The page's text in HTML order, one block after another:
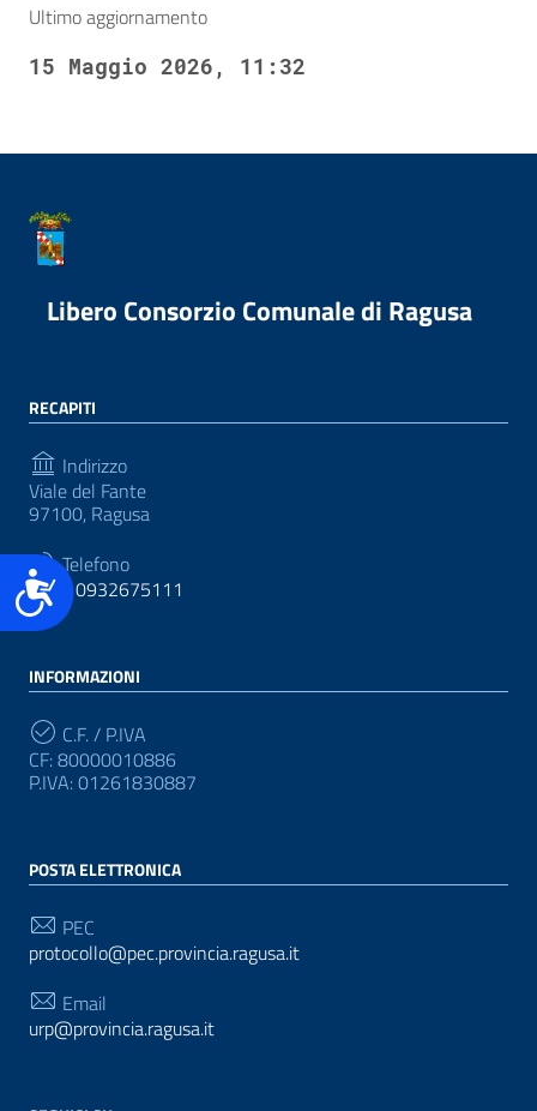
Accessibilità
Ultimo aggiornamento
15 Maggio 2026, 11:32
Libero Consorzio Comunale di Ragusa
RECAPITI
Indirizzo
Viale del Fante
97100, Ragusa
Telefono
(+39) 0932675111
INFORMAZIONI
C.F. / P.IVA
CF: 80000010886
P.IVA: 01261830887
POSTA ELETTRONICA
PEC
protocollo@pec.provincia.ragusa.it
Email
urp@provincia.ragusa.it